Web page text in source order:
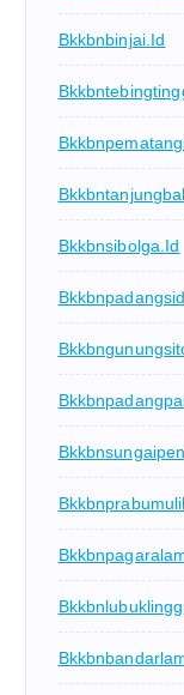
Bkkbnbinjai.id
Bkkbnsibolga.id